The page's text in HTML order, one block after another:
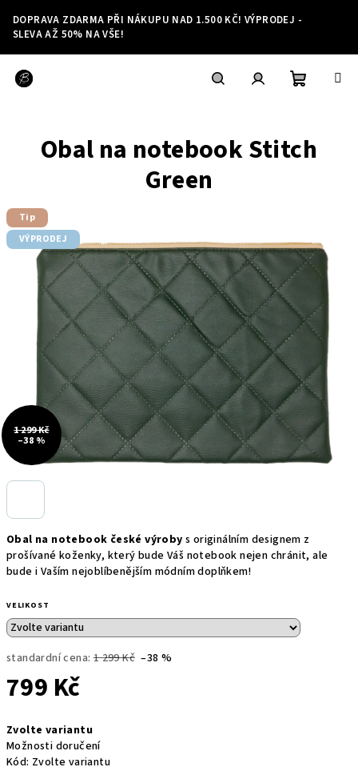
obsah
DOPRAVA ZDARMA PŘI NÁKUPU NAD 1.500 KČ! VÝPRODEJ -
SLEVA AŽ 50% NA VŠE!
košík
Obal na notebook české výroby s originálním designem z
prošívané koženky, který bude Váš notebook nejen chránit, ale
bude i Vaším nejoblíbenějším módním doplňkem!
VELIKOST
standardní cena: 1 299 Kč –38 %
799 Kč
cena:
Zvolte variantu
Možnosti doručení
Kód: Zvolte variantu
Obal na notebook Stitch
Green
Tip
VÝPRODEJ
1 299 Kč
–38 %